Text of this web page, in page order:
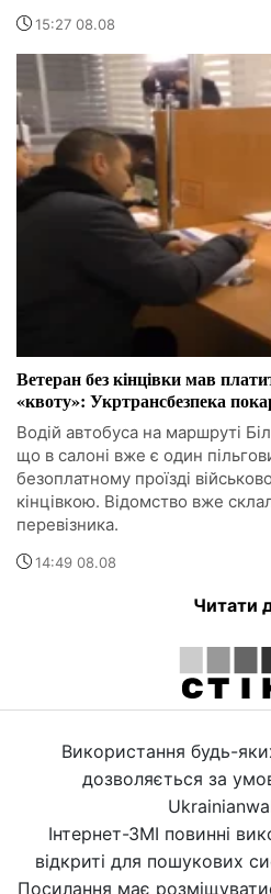
15:27 08.08
Ветеран без кінцівки мав
«квоту»: Укртрансбезпека
Водій автобуса на маршруті
що в салоні вже є один
безоплатному проїзді
кінцівкою. Відомство вже
перевізника.
14:49 08.08
Читати
Використання будь-
дозволяється за
Інтернет-ЗМІ повинні
відкриті для пошукових
Посилання має